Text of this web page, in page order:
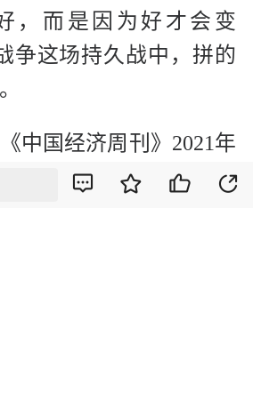
，而是因为好才会变
争这场持久战中，拼的
中国经济周刊》2021年